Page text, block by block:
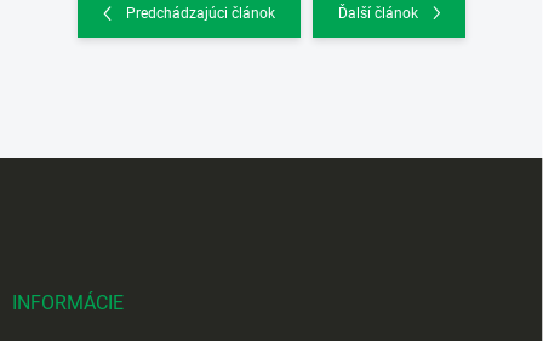
Predchádzajúci článok Ďalší článok
INFORMÁCIE